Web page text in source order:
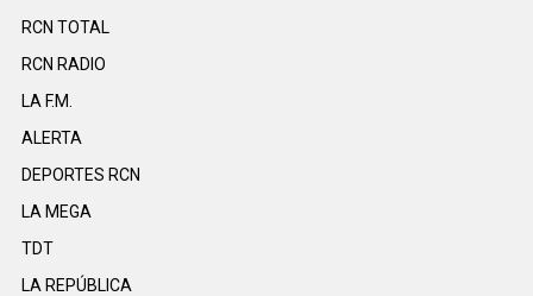
RCN TOTAL
RCN RADIO
LA F.M.
ALERTA
DEPORTES RCN
LA MEGA
TDT
LA REPÚBLICA